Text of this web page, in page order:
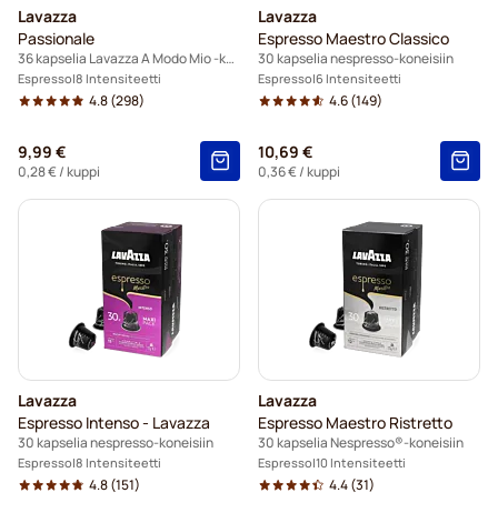
Lavazza
Passionale
36 kapselia Lavazza A Modo Mio -koneisiin
Espresso 8 Intensiteetti
4.8(298)
9,99 €
0,28 €/ kuppi
Lavazza
Espresso Maestro Classico
30 kapselia nespresso-koneisiin
Espresso 6 Intensiteetti
4.6(149)
10,69 €
0,36 €/ kuppi
Lavazza
Espresso Intenso - Lavazza
30 kapselia nespresso-koneisiin
Espresso 8 Intensiteetti
4.8(151)
Lavazza
Espresso Maestro Ristretto
30 kapselia Nespresso®-koneisiin
Espresso 10 Intensiteetti
4.4(31)